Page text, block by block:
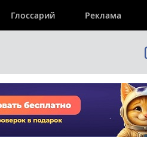
Глоссарий Реклама